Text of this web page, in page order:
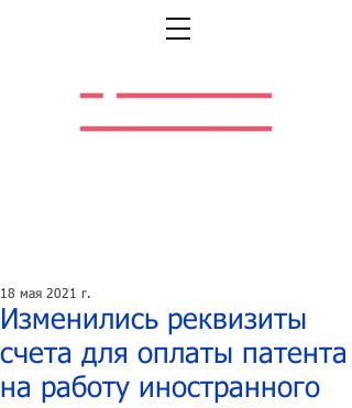
Изменились реквизиты
счета для оплаты патента
на работу иностранного
18 мая 2021 г.